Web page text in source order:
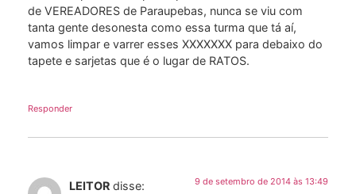
de VEREADORES de Paraupebas, nunca se viu com
tanta gente desonesta como essa turma que tá aí,
vamos limpar e varrer esses XXXXXXX para debaixo do
tapete e sarjetas que é o lugar de RATOS.
Responder
LEITOR disse: 9 de setembro de 2014 às 13:49